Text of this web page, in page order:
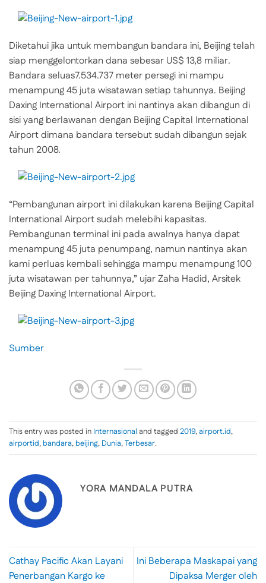
Diketahui jika untuk membangun bandara ini, Beijing telah
siap menggelontorkan dana sebesar US$ 13,8 miliar.
Bandara seluas7.534.737 meter persegi ini mampu
menampung 45 juta wisatawan setiap tahunnya. Beijing
Daxing International Airport ini nantinya akan dibangun di
sisi yang berlawanan dengan BeijingCapital International
Airportdimana bandara tersebut sudah dibangun sejak
tahun 2008.
“Pembangunan airport ini dilakukan karena Beijing Capital
International Airport sudah melebihi kapasitas.
Pembangunan terminal ini pada awalnya hanya dapat
menampung 45 juta penumpang, namun nantinya akan
kami perluas kembali sehingga mampu menampung 100
juta wisatawan per tahunnya,” ujar Zaha Hadid, Arsitek
Beijing Daxing International Airport.
Sumber
This entry was posted in Internasional and tagged 2019,airport.id,
airportid, bandara, beijing, Dunia,Terbesar.
YORA MANDALA PUTRA
Cathay Pacific Akan Layani
Penerbangan Kargo ke
Ini Beberapa Maskapai yang
Dipaksa Merger oleh